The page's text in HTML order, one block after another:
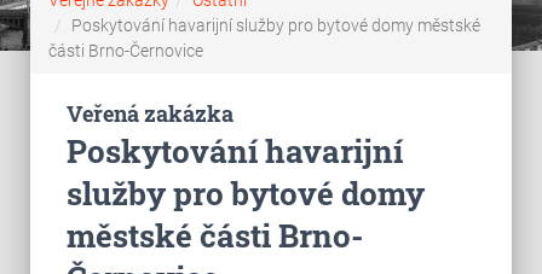
Poskytování havarijní služby pro bytové domy městské
části Brno-Černovice
Veřená zakázka
Poskytování havarijní
služby pro bytové domy
městské části Brno-